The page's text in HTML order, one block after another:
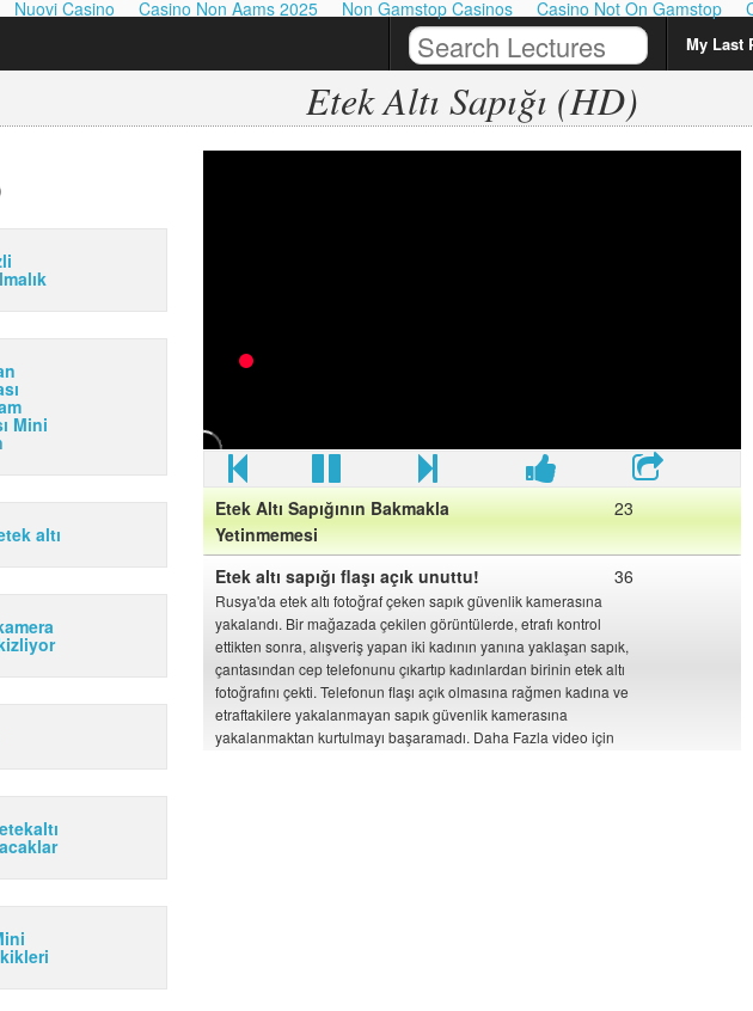
Nuovi Casino Casino Non Aams 2025 Non Gamstop Casinos Casino Not On Gamstop
My Last
Etek Altı Sapığı (HD)
Mini
altı
Mini Etek
Etek Altı Sapığının Bakmakla
Yetinmemesi
23
Etek altı sapığı flaşı açık unuttu! 36
Rusya'da etek altı fotoğraf çeken sapık güvenlik kamerasına
yakalandı. Bir mağazada çekilen görüntülerde, etrafı kontrol
ettikten sonra, alışveriş yapan iki kadının yanına yaklaşan sapık,
çantasından cep telefonunu çıkartıp kadınlardan birinin etek altı
fotoğrafını çekti. Telefonun flaşı açık olmasına rağmen kadına ve
etraftakilere yakalanmayan sapık güvenlik kamerasına
yakalanmaktan kurtulmayı başaramadı. Daha Fazla video için